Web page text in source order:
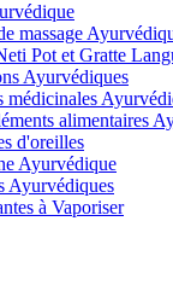
massage
Pot et Gratte
Ayurvédiques
médicinales
alimentaires
d'oreilles
Ayurvédique
Ayurvédiques
à Vaporiser